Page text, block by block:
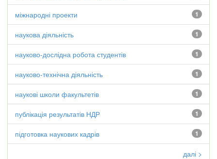
1
міжнародні проекти
1
наукова діяльність
1
науково-дослідна робота студентів
1
науково-технічна діяльність
1
наукові школи факультетів
1
публікація результатів НДР
1
підготовка наукових кадрів
далі >